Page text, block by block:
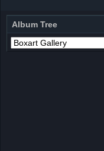
Album Tree